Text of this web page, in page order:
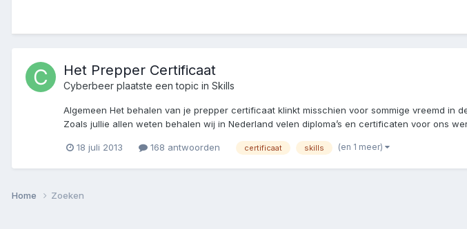
Het Prepper Certificaat
Cyberbeer plaatste een topic in Skills
Algemeen Het behalen van je prepper certificaat klinkt misschien voor sommige vreemd in
Zoals jullie allen weten behalen wij in Nederland velen diploma’s en certificaten voor ons
18 juli 2013 168 antwoorden certificaat skills (en 1 meer)
Home Zoeken